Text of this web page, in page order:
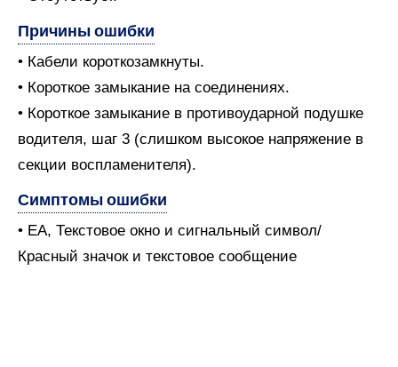
Причины ошибки
• Кабели короткозамкнуты.
• Короткое замыкание на соединениях.
• Короткое замыкание в противоударной подушке
водителя, шаг 3 (слишком высокое напряжение в
секции воспламенителя).
Симптомы ошибки
• EA, Текстовое окно и сигнальный символ/
Красный значок и текстовое сообщение